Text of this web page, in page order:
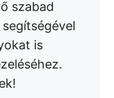
szabad
segítségével
is